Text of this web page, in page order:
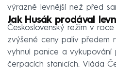
výrazně levnější než před
Jak Husák prodával
Československý režim v
zvýšené ceny paliv předem
vyhnul panice a vykupování
čerpacích stanicích. Vláda